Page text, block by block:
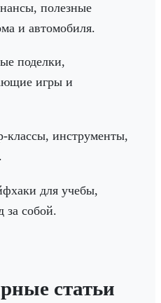
полезные
и автомобиля.
поделки,
игры и
инструменты,
для учебы,
за собой.
статьи